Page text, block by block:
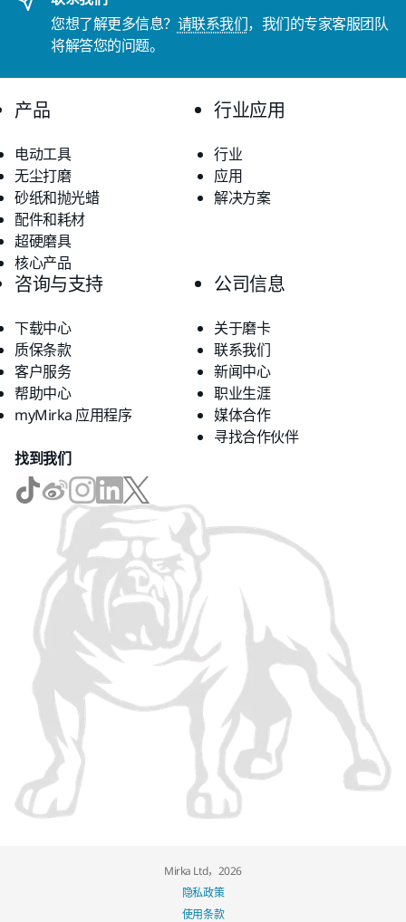
您想了解更多信息？ 请联系我们，我们的专家客服团队
将解答您的问题。
产品
电动工具
无尘打磨
砂纸和抛光蜡
配件和耗材
超硬磨具
核心产品
行业应用
行业
应用
解决方案
咨询与支持
下载中心
质保条款
客户服务
帮助中心
myMirka 应用程序
公司信息
关于磨卡
联系我们
新闻中心
职业生涯
媒体合作
寻找合作伙伴
找到我们
Mirka Ltd，2026
隐私政策
使用条款